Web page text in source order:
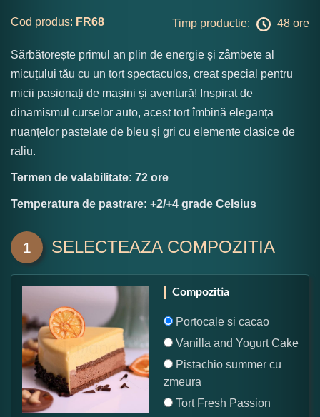
Cod produs: FR68 Timp productie: 48 ore
Sărbătorește primul an plin de energie și zâmbete al
micuțului tău cu un tort spectaculos, creat special pentru
micii pasionați de mașini și aventură! Inspirat de
dinamismul curselor auto, acest tort îmbină eleganța
nuanțelor pastelate de bleu și gri cu elemente clasice de
raliu.
Termen de valabilitate: 72 ore
Temperatura de pastrare: +2/+4 grade Celsius
1 SELECTEAZA COMPOZITIA
Compozitia
Portocale si cacao
Vanilla and Yogurt Cake
Pistachio summer cu
zmeura
Tort Fresh Passion